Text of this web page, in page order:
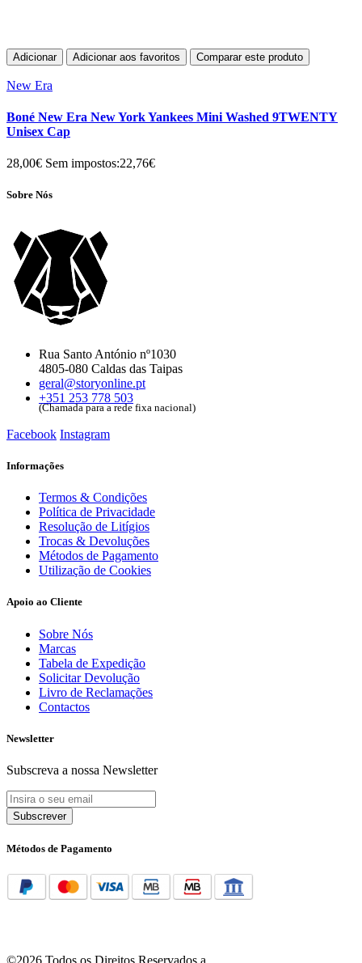
Adicionar Adicionar aos favoritos Comparar este produto
New Era
Boné New Era New York Yankees Mini Washed 9TWENTY
Unisex Cap
28,00€ Sem impostos:22,76€
Sobre Nós
Rua Santo António nº1030
4805-080 Caldas das Taipas
geral@storyonline.pt
+351 253 778 503
(Chamada para a rede fixa nacional)
Facebook Instagram
Informações
Termos & Condições
Política de Privacidade
Resolução de Litígios
Trocas & Devoluções
Métodos de Pagamento
Utilização de Cookies
Apoio ao Cliente
Sobre Nós
Marcas
Tabela de Expedição
Solicitar Devolução
Livro de Reclamações
Contactos
Newsletter
Subscreva a nossa Newsletter
Subscrever
Métodos de Pagamento